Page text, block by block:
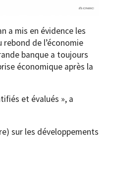
a mis en évidence les
de l’économie
banque a toujours
économique après la
et évalués », a
sur les développements